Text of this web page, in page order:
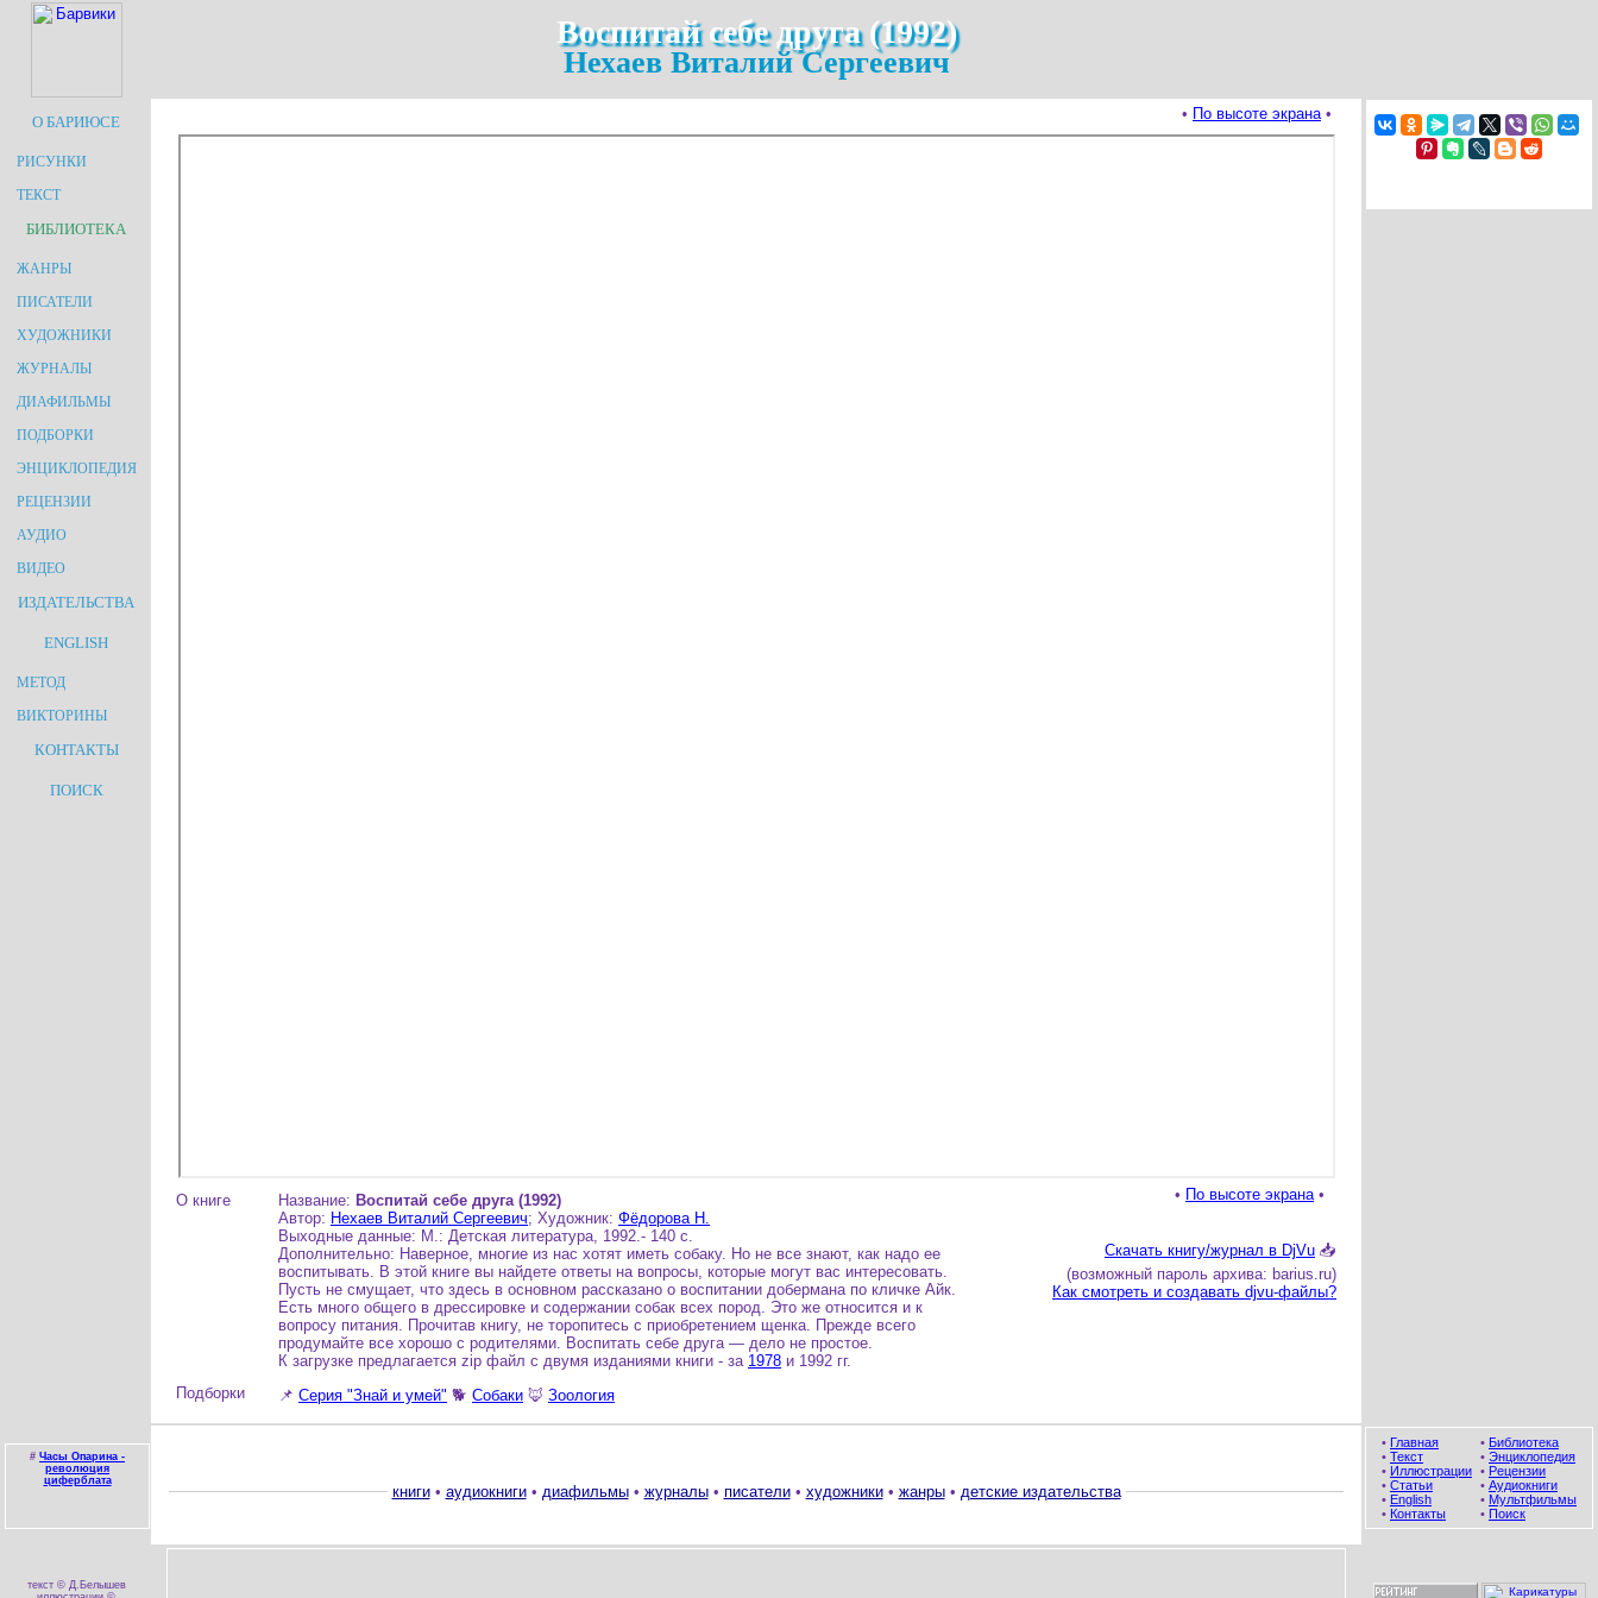
Воспитай себе друга (1992)
Нехаев Виталий Сергеевич
О БАРИЮСЕ
РИСУНКИ
ТЕКСТ
БИБЛИОТЕКА
ЖАНРЫ
ПИСАТЕЛИ
ХУДОЖНИКИ
ЖУРНАЛЫ
ДИАФИЛЬМЫ
ПОДБОРКИ
ЭНЦИКЛОПЕДИЯ
РЕЦЕНЗИИ
АУДИО
ВИДЕО
ИЗДАТЕЛЬСТВА
ENGLISH
МЕТОД
ВИКТОРИНЫ
КОНТАКТЫ
ПОИСК
• По высоте экрана•
О книге Название: Воспитай себе друга (1992)
Автор: Нехаев Виталий Сергеевич; Художник: Фёдорова Н.
Выходные данные: М.: Детская литература, 1992.- 140 с.
Дополнительно: Наверное, многие из нас хотят иметь собаку. Но не все знают, как надо ее
воспитывать. В этой книге вы найдете ответы на вопросы, которые могут вас интересовать.
Пусть не смущает, что здесь в основном рассказано о воспитании добермана по кличке Айк.
Есть много общего в дрессировке и содержании собак всех пород. Это же относится и к
вопросу питания. Прочитав книгу, не торопитесь с приобретением щенка. Прежде всего
продумайте все хорошо с родителями. Воспитать себе друга — дело не простое.
К загрузке предлагается zip файл с двумя изданиями книги - за 1978 и 1992 гг.
• По высоте экрана•
Скачать книгу/журнал в DjVu 📥
(возможный пароль архива: barius.ru)
Как смотреть и создавать djvu-файлы?
Подборки 📌 Серия "Знай и умей" 🐕 Собаки 🦊 Зоология
# Часы Опарина -
революция
циферблата
книги• аудиокниги• диафильмы• журналы• писатели• художники• жанры• детские издательства
• Главная
• Текст
• Иллюстрации
• Статьи
• English
• Контакты
• Библиотека
• Энциклопедия
• Рецензии
• Аудиокниги
• Мультфильмы
• Поиск
текст © Д.Белышев